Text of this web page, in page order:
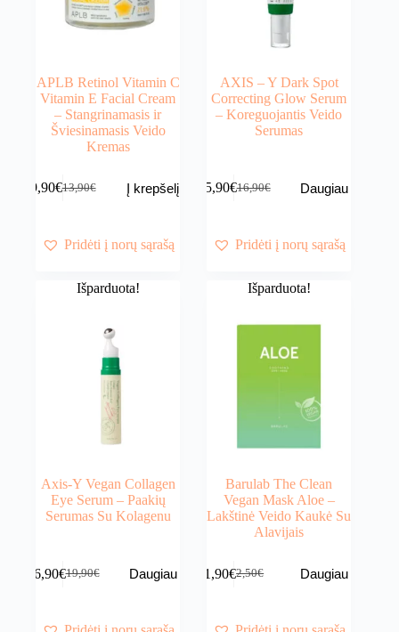
APLB Retinol Vitamin C
Vitamin E Facial Cream
– Stangrinamasis ir
Šviesinamasis Veido
Kremas
13,90€
Original
13,90€.
9,90€Current
9,90€.
Į krepšelį
Pridėti į norų sąrašą
AXIS – Y Dark Spot
Correcting Glow Serum
– Koreguojantis Veido
Serumas
16,90€
Original
16,90€.
15,90€Current
15,90€.
Daugiau
Pridėti į norų sąrašą
Išparduota!
Axis-Y Vegan Collagen
Eye Serum – Paakių
Serumas Su Kolagenu
19,90€
Original
19,90€.
16,90€Current
16,90€.
Daugiau
Išparduota!
Barulab The Clean
Vegan Mask Aloe –
Lakštinė Veido Kaukė Su
Alavijais
2,50€
Original
2,50€.
1,90€Current
1,90€.
Daugiau